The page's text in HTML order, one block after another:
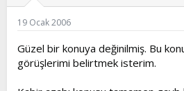
19 Ocak 2006
Güzel bir konuya değinilmiş. Bu
görüşlerimi belirtmek isterim.